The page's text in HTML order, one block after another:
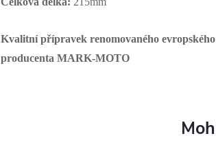
Kvalitní přípravek renomovaného evropského
producenta MARK-MOTO